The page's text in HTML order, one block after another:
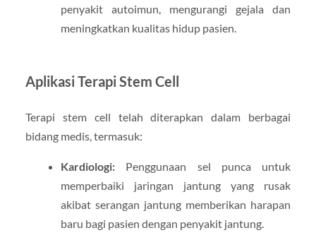
penyakit autoimun, mengurangi gejala dan
meningkatkan kualitas hidup pasien.
Aplikasi Terapi Stem Cell
Terapi stem cell telah diterapkan dalam berbagai
bidang medis, termasuk:
Kardiologi:Penggunaan sel punca untuk
memperbaiki jaringan jantung yang rusak
akibat serangan jantung memberikan harapan
baru bagi pasien dengan penyakit jantung.